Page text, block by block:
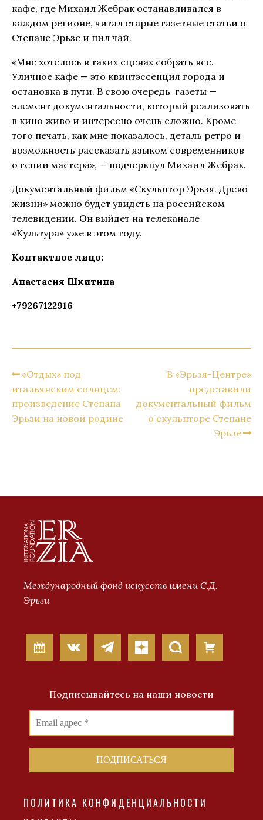
кафе, где Михаил Жебрак останавливался в
каждом регионе, читал старые газетные статьи о
Степане Эрьзе и пил чай.
«Мне хотелось в таких сценах собрать все.
Уличное кафе — это квинтэссенция города и
остановка в пути. В свою очередь газеты —
элемент документальности, который реализовать
в кино живо и интересно очень сложно. Кроме
того печать, как мне показалось, деталь ретро и
возможность рассказать языком современников
о гении мастера», — подчеркнул Михаил Жебрак.
Документальный фильм «Скульптор Эрьзя. Древо
жизни» можно будет увидеть на российском
телевидении. Он выйдет на телеканале
«Культура» уже в этом году.
Контактное лицо:
Анастасия Шкитина
+79267122916
«Отдых» под
итальянским солнцем:
произведение Степана
Эрьзи на новой родине
В «Эрьзя-Центре»
представили
документальный фильм
о скульпторе Степане
Эрьзе
Международный фонд искусств имени С.Д.
Эрьзи
Подписывайтесь на наши новости
ПОЛИТИКА КОНФИДЕНЦИАЛЬНОСТИ